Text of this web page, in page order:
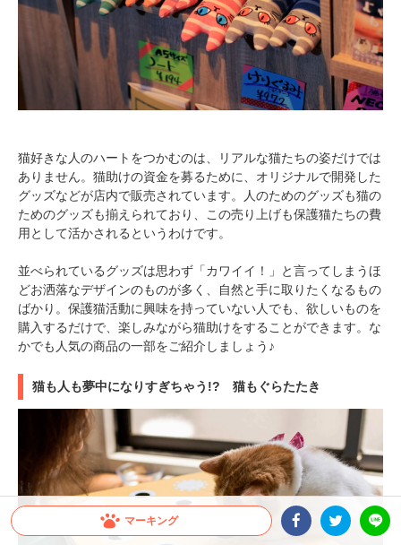
マーキング
猫好きな人のハートをつかむのは、リアルな猫たちの姿だけでは
ありません。猫助けの資金を募るために、オリジナルで開発した
グッズなどが店内で販売されています。人のためのグッズも猫の
ためのグッズも揃えられており、この売り上げも保護猫たちの費
用として活かされるというわけです。
並べられているグッズは思わず「カワイイ！」と言ってしまうほ
どお洒落なデザインのものが多く、自然と手に取りたくなるもの
ばかり。保護猫活動に興味を持っていない人でも、欲しいものを
購入するだけで、楽しみながら猫助けをすることができます。な
かでも人気の商品の一部をご紹介しましょう♪
猫も人も夢中になりすぎちゃう!? 猫もぐらたたき